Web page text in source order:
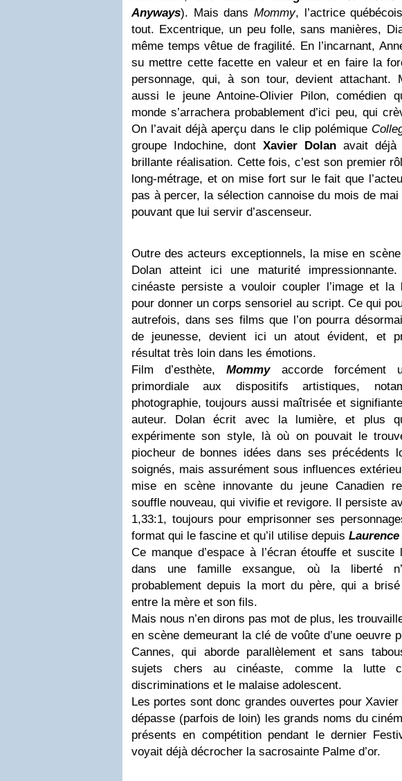
Anyways). Mais dans Mommy, l’actrice
tout. Excentrique, un peu folle, sans manières,
même temps vêtue de fragilité. En l’incarnant,
su mettre cette facette en valeur et en faire la
personnage, qui, à son tour, devient attachant.
aussi le jeune Antoine-Olivier Pilon, comédien
monde s’arrachera probablement d’ici peu, qui
On l’avait déjà aperçu dans le clip polémique
groupe Indochine, dont Xavier Dolan avait déjà
brillante réalisation. Cette fois, c’est son premier
long-métrage, et on mise fort sur le fait que
pas à percer, la sélection cannoise du mois de mai
pouvant que lui servir d’ascenseur.
Outre des acteurs exceptionnels, la mise en
Dolan atteint ici une maturité
cinéaste persiste a vouloir coupler l’image et la
pour donner un corps sensoriel au script. Ce qui
autrefois, dans ses films que l’on pourra
de jeunesse, devient ici un atout évident, et
résultat très loin dans les émotions.
Film d’esthète,Mommy
accorde forcément
primordiale aux dispositifs artistiques,
photographie, toujours aussi maîtrisée et
auteur. Dolan écrit avec la lumière, et plus
expérimente son style, là où on pouvait le
piocheur de bonnes idées dans ses précédents
soignés, mais assurément sous influences
mise en scène innovante du jeune Canadien
souffle nouveau, qui vivifie et revigore. Il persiste
1,33:1, toujours pour emprisonner ses
format qui le fascine et qu’il utilise depuis
Ce manque d’espace à l’écran étouffe et suscite
dans une famille exsangue, où la liberté
probablement depuis la mort du père, qui a brisé
entre la mère et son fils.
Mais nous n’en dirons pas mot de plus, les
en scène demeurant la clé de voûte d’une oeuvre
Cannes, qui aborde parallèlement et sans
sujets chers au cinéaste, comme la lutte
discriminations et le malaise adolescent.
Les portes sont donc grandes ouvertes pour Xavier
dépasse (parfois de loin) les grands noms du
présents en compétition pendant le dernier
voyait déjà décrocher la sacrosainte Palme d’or.